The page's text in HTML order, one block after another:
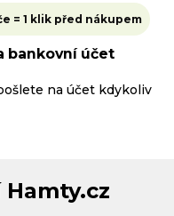
= 1 klik před nákupem
bankovní účet
na účet kdykoliv